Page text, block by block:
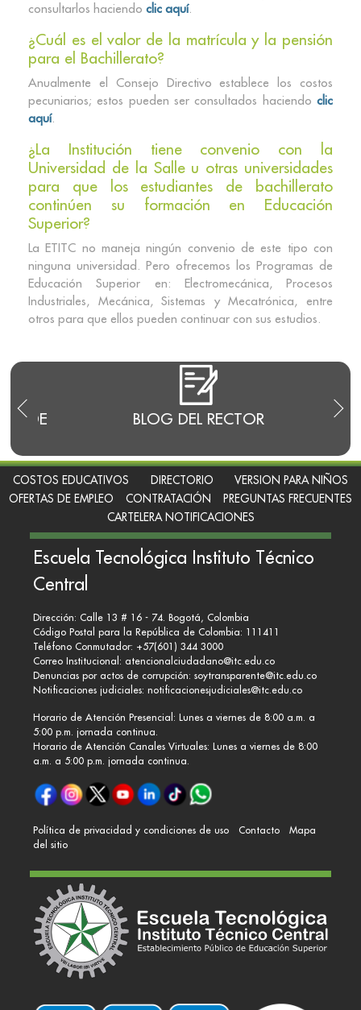
BLOG DEL RECTOR
consultarlos haciendo clic aquí.
¿Cuál es el valor de la matrícula y la pensión
para el Bachillerato?
Anualmente el Consejo Directivo establece los costos
pecuniarios; estos pueden ser consultados haciendoclic
aquí.
¿La Institución tiene convenio con la
Universidad de la Salle u otras universidades
para que los estudiantes de bachillerato
continúen su formación en Educación
Superior?
La ETITC no maneja ningún convenio de este tipo con
ninguna universidad. Pero ofrecemos los Programas de
Educación Superior en: Electromecánica, Procesos
Industriales, Mecánica, Sistemas y Mecatrónica, entre
otros para que ellos pueden continuar con sus estudios.
COSTOS EDUCATIVOS DIRECTORIO
VERSION PARA NIÑOS
OFERTAS DE EMPLEO
CONTRATACIÓN
PREGUNTAS FRECUENTES
CARTELERA NOTIFICACIONES
Escuela Tecnológica Instituto Técnico
Central
Dirección: Calle 13 # 16 - 74. Bogotá, Colombia
Código Postal para la República de Colombia: 111411
Teléfono Conmutador: +57(601) 344 3000
Correo Institucional: atencionalciudadano@itc.edu.co
Denuncias por actos de corrupción: soytransparente@itc.edu.co
Notificaciones judiciales: notificacionesjudiciales@itc.edu.co
Horario de Atención Presencial: Lunes a viernes de 8:00 a.m. a
5:00 p.m. jornada continua.
Horario de Atención Canales Virtuales: Lunes a viernes de 8:00
a.m. a 5:00 p.m. jornada continua.
Política de privacidad y condiciones de uso Contacto
Mapa
del sitio